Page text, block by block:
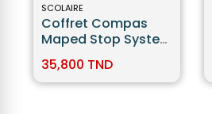
SCOLAIRE
Coffret Compas
Maped Stop System
35,800 TND